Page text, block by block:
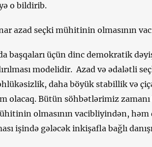
o bildirib.
azad seçki mühitinin olmasının
başqaları üçün dinc demokratik
modelidir. Azad və ədalətli
daha böyük stabillik və
olacaq. Bütün söhbətlərimiz
olmasının vacibliyindən,
işində gələcək inkişafla bağlı